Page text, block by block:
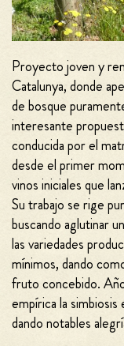
Proyecto joven y
Catalunya, donde
de bosque
interesante
conducida por el
desde el primer
vinos iniciales que
Su trabajo se rige
buscando aglutinar
las variedades
mínimos, dando
fruto concebido.
empírica la
dando notables